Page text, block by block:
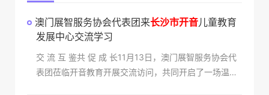
澳门展智服务协会代表团来长沙市开音儿童教育
发展中心交流学习
交 流 互 鉴共 促 成 长11月13日，澳门展智服务协会代
表团莅临开音教育开展交流访问，共同开启了一场温暖